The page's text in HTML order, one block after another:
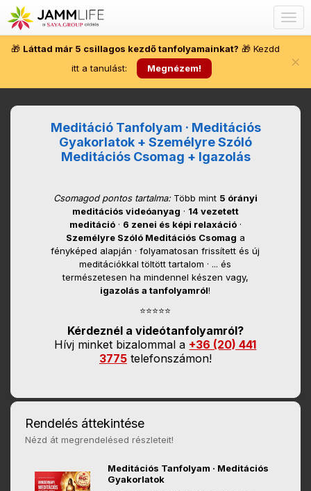
🎁 Láttad már 5 csillagos kezdő tanfolyamainkat? 🎁 Kezdd
itt a tanulást:
Megnézem! ×
Meditáció Tanfolyam · Meditációs
Gyakorlatok + Személyre Szóló
Meditációs Csomag + Igazolás
Csomagod pontos tartalma:Több mint 5 órányi
meditációs videóanyag · 14 vezetett
meditáció· 6 zenei és képi relaxáció·
Személyre Szóló Meditációs Csomag a
fényképed alapján · folyamatosan frissített és új
meditációkkal töltött tartalom · ... és
természetesen ha mindennel készen vagy,
igazolás a tanfolyamról!
⭐⭐⭐⭐⭐
Kérdeznél a videótanfolyamról?
Hívj minket bizalommal a +36 (20) 441
3775telefonszámon!
Rendelés áttekintése
Nézd át megrendelésed részleteit!
Meditációs Tanfolyam · Meditációs
Gyakorlatok